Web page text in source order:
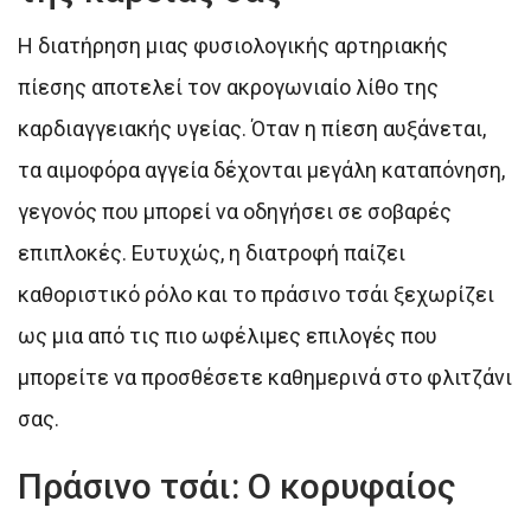
Η διατήρηση μιας φυσιολογικής αρτηριακής
πίεσης αποτελεί τον ακρογωνιαίο λίθο της
καρδιαγγειακής υγείας. Όταν η πίεση αυξάνεται,
τα αιμοφόρα αγγεία δέχονται μεγάλη καταπόνηση,
γεγονός που μπορεί να οδηγήσει σε σοβαρές
επιπλοκές. Ευτυχώς, η διατροφή παίζει
καθοριστικό ρόλο και το πράσινο τσάι ξεχωρίζει
ως μια από τις πιο ωφέλιμες επιλογές που
μπορείτε να προσθέσετε καθημερινά στο φλιτζάνι
σας.
Πράσινο τσάι: Ο κορυφαίος